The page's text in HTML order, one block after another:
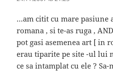
…am citit cu mare pasiune
romana , si te-as ruga ,
pot gasi asemenea art [ in
erau tiparite pe site -ul lui
ce sa intamplat cu ele ?